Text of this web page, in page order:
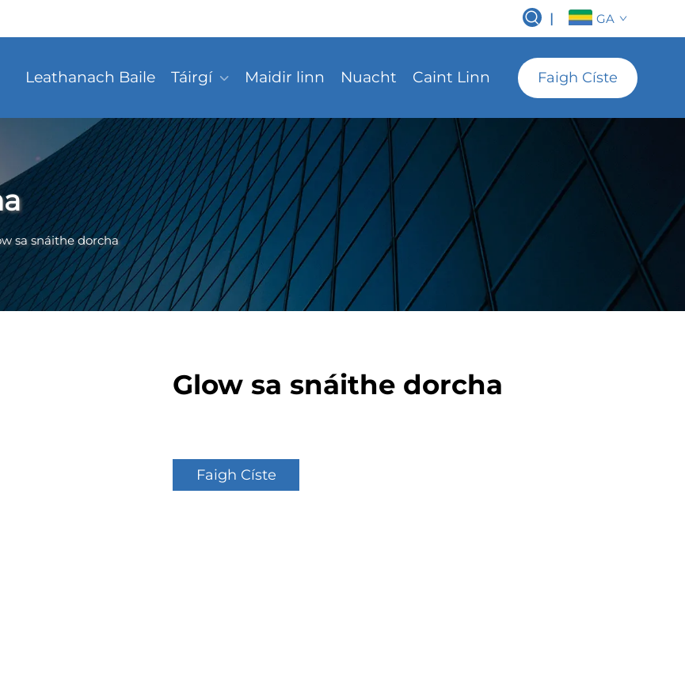
| GA
Leathanach Baile Táirgí Maidir linn Nuacht Caint Linn Faigh Císte
sa snáithe dorcha
Glow sa snáithe dorcha
Faigh Císte